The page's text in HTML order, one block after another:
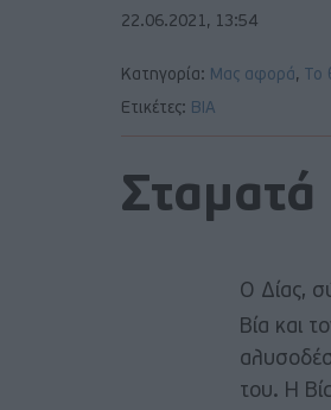
22.06.2021, 13:54
Κατηγορία: Μας αφορά,
Ετικέτες: ΒΙΑ
Ο Δίας,
Βία και
του. Η